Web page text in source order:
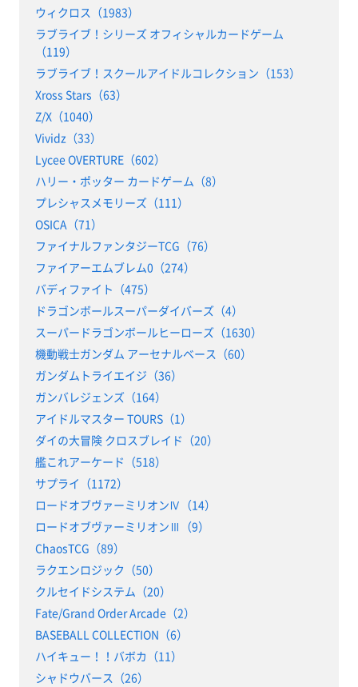
ウィクロス（1983）
ラブライブ！シリーズ オフィシャルカードゲーム
（119）
ラブライブ！スクールアイドルコレクション（153）
Xross Stars（63）
Z/X（1040）
Vividz（33）
Lycee OVERTURE（602）
ハリー・ポッター カードゲーム（8）
プレシャスメモリーズ（111）
OSICA（71）
ファイナルファンタジーTCG（76）
ファイアーエムブレム0（274）
バディファイト（475）
ドラゴンボールスーパーダイバーズ（4）
スーパードラゴンボールヒーローズ（1630）
機動戦士ガンダム アーセナルベース（60）
ガンダムトライエイジ（36）
ガンバレジェンズ（164）
アイドルマスター TOURS（1）
ダイの大冒険 クロスブレイド（20）
艦これアーケード（518）
サプライ（1172）
ロードオブヴァーミリオンⅣ（14）
ロードオブヴァーミリオンⅢ（9）
ChaosTCG（89）
ラクエンロジック（50）
クルセイドシステム（20）
Fate/Grand Order Arcade（2）
BASEBALL COLLECTION（6）
ハイキュー！！バボカ（11）
シャドウバース（26）